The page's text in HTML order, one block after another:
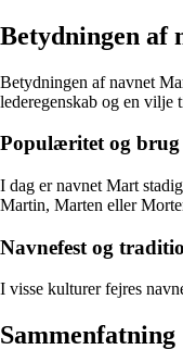
Betydningen af
Betydningen af navnet
lederegenskab og en vilje
Populæritet og brug
I dag er navnet Mart
Martin, Marten eller
Navnefest og
I visse kulturer fejres
Sammenfatning